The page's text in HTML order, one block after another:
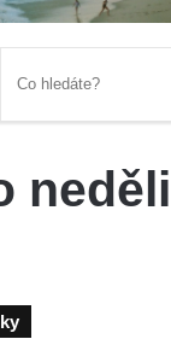
neděli